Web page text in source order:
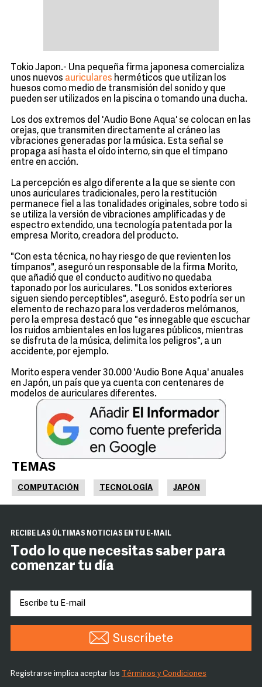
Tokio Japon.- Una pequeña firma japonesa comercializa
unos nuevos auriculares herméticos que utilizan los
huesos como medio de transmisión del sonido y que
pueden ser utilizados en la piscina o tomando una ducha.
Los dos extremos del 'Audio Bone Aqua' se colocan en las
orejas, que transmiten directamente al cráneo las
vibraciones generadas por la música. Esta señal se
propaga así hasta el oído interno, sin que el tímpano
entre en acción.
La percepción es algo diferente a la que se siente con
unos auriculares tradicionales, pero la restitución
permanece fiel a las tonalidades originales, sobre todo si
se utiliza la versión de vibraciones amplificadas y de
espectro extendido, una tecnología patentada por la
empresa Morito, creadora del producto.
"Con esta técnica, no hay riesgo de que revienten los
tímpanos", aseguró un responsable de la firma Morito,
que añadió que el conducto auditivo no quedaba
taponado por los auriculares. "Los sonidos exteriores
siguen siendo perceptibles", aseguró. Esto podría ser un
elemento de rechazo para los verdaderos melómanos,
pero la empresa destacó que "es innegable que escuchar
los ruidos ambientales en los lugares públicos, mientras
se disfruta de la música, delimita los peligros", a un
accidente, por ejemplo.
Morito espera vender 30.000 'Audio Bone Aqua' anuales
en Japón, un país que ya cuenta con centenares de
modelos de auriculares diferentes.
TEMAS
COMPUTACIÓN TECNOLOGÍA JAPÓN
RECIBE LAS ÚLTIMAS NOTICIAS EN TU E-MAIL
Todo lo que necesitas saber para
comenzar tu día
Suscríbete
Registrarse implica aceptar los Términos y Condiciones